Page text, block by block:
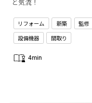
リフォーム 新築
監修
設備機器
間取り
4min